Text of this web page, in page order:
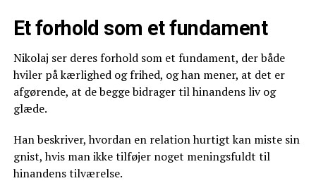
Et forhold som et fundament
Nikolaj ser deres forhold som et fundament, der både
hviler på kærlighed og frihed, og han mener, at det er
afgørende, at de begge bidrager til hinandens liv og
glæde.
Han beskriver, hvordan en relation hurtigt kan miste sin
gnist, hvis man ikke tilføjer noget meningsfuldt til
hinandens tilværelse.